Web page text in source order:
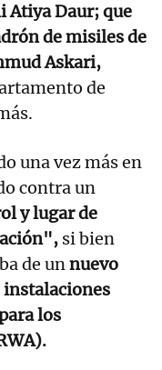
Atiya Daur; que
de misiles de
Askari,
de
una vez más en
contra un
y lugar de
si bien
de unnuevo
los